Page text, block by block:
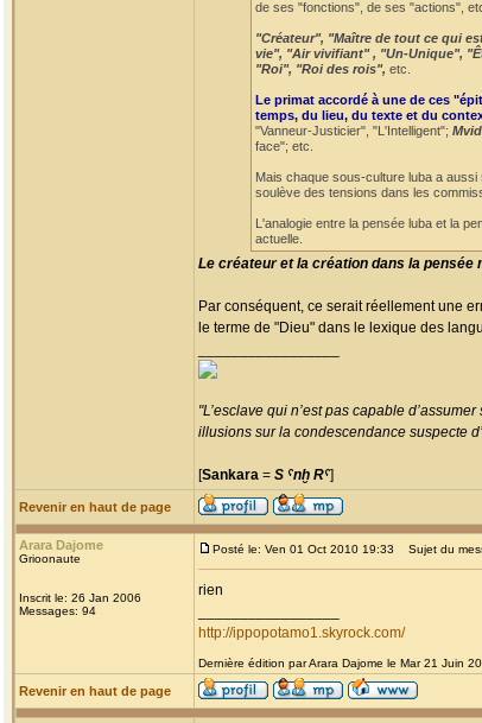
de ses "fonctions", de ses "actions",
"Créateur", "Maître de tout ce qui
vie", "Air vivifiant" , "Un-Unique",
"Roi", "Roi des rois", etc.
Le primat accordé à une de ces
temps, du lieu, du texte et du
"Vanneur-Justicier", "L'Intelligent";
face"; etc.
Mais chaque sous-culture luba a
soulève des tensions dans les
L'analogie entre la pensée luba et la
actuelle.
Le créateur et la création dans la pensée
Par conséquent, ce serait réellement une
le terme de "Dieu" dans le lexique des
"L’esclave qui n’est pas capable
illusions sur la condescendance suspecte
[Sankara = S ˁnḫ Rˁ]
Revenir en haut de page
Arara Dajome
Grioonaute
Inscrit le: 26 Jan 2006
Messages: 94
Posté le: Ven 01 Oct 2010 19:33 Sujet du
rien
http://ippopotamo1.skyrock.com/
Dernière édition par Arara Dajome le Mar 21 Juin
Revenir en haut de page